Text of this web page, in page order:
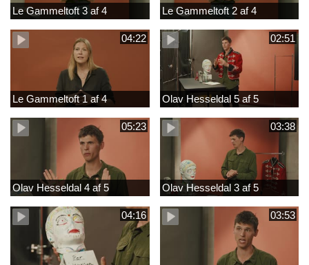
Le Gammeltoft 3 af 4 Le Gammeltoft 2 af 4
04:22
Le Gammeltoft 1 af 4
02:51
Olav Hesseldal 5 af 5
05:23
Olav Hesseldal 4 af 5
03:38
Olav Hesseldal 3 af 5
04:16 03:53